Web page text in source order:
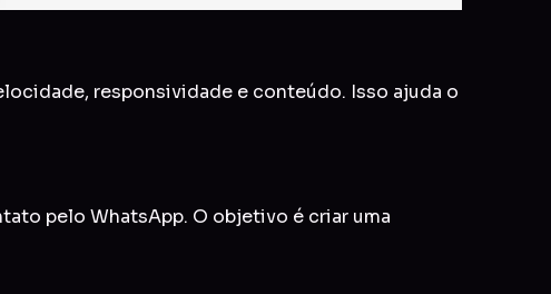
responsividade e conteúdo. Isso ajuda o
pelo WhatsApp. O objetivo é criar uma